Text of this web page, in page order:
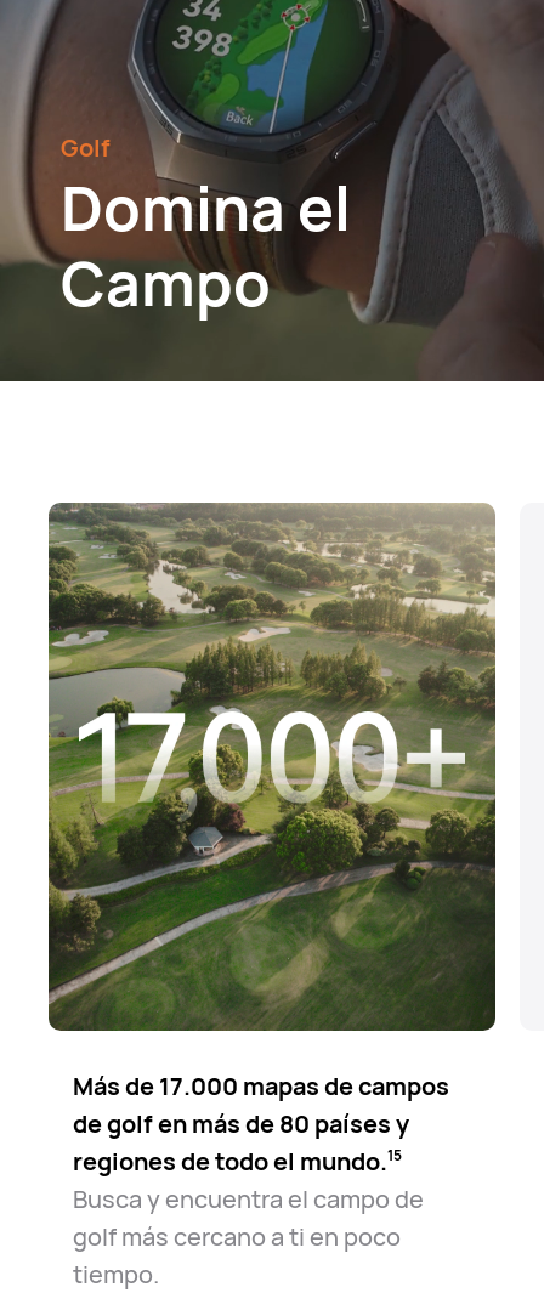
Golf
Domina el
Campo
Más de 17.000 mapas de campos
de golf en más de 80 países y
regiones de todo el mundo.⁠15
Busca y encuentra el campo de
golf más cercano a ti en poco
tiempo.